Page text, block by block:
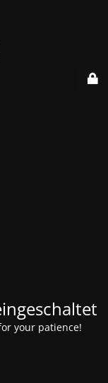
your patience!